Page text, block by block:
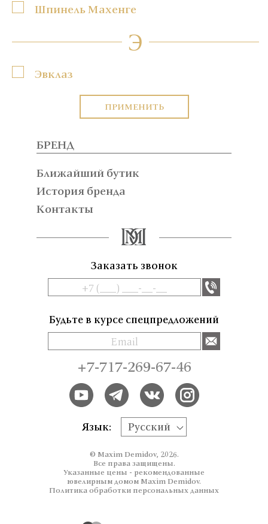
Шпинель Махенге
Э
Эвклаз
ПРИМЕНИТЬ
БРЕНД
Ближайший бутик
История бренда
Контакты
Заказать звонок
Будьте в курсе спецпредложений
+7-717-269-67-46
Язык: Русский
© Maxim Demidov, 2026.
Все права защищены.
Указанные цены - рекомендованные
ювелирным домом Maxim Demidov.
Политика обработки персональных данных